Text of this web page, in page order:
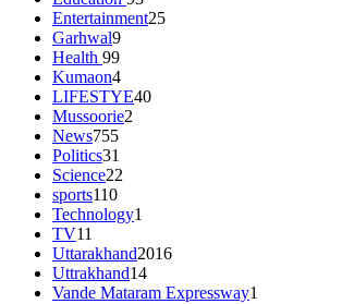
Entertainment25
Garhwal9
Health 99
Kumaon4
LIFESTYE40
Mussoorie2
News755
Politics31
Science22
sports110
Technology1
TV11
Uttarakhand2016
Uttrakhand14
Vande Mataram Expressway1